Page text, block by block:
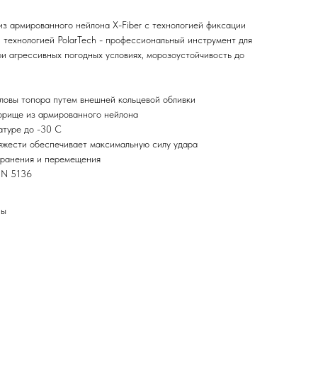
армированного нейлона X-Fiber с технологией фиксации
PolarTech - профессиональный инструмент для
агрессивных погодных условиях, морозоустойчивость до
топора путем внешней кольцевой обливки
из армированного нейлона
до -30 С
обеспечивает максимальную силу удара
и перемещения
5136